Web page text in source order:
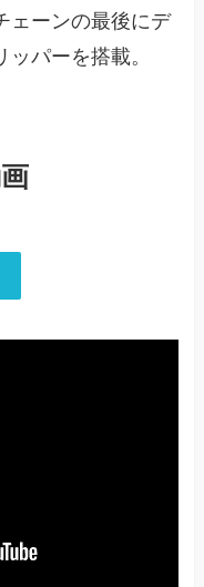
ェーンの最後にデ
パーを搭載。